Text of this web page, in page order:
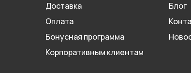
Доставка
Оплата
Бонусная программа
Корпоративным клиентам
Блог